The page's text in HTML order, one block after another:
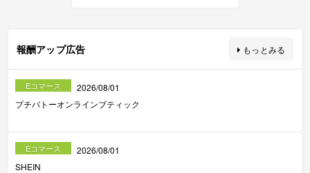
報酬アップ広告 もっとみる
Eコマース
2026/08/01
プチバトーオンラインブティック
Eコマース
2026/08/01
SHEIN